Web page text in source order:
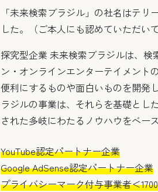
「未来検索ブラジル」の社名はテ
した。（ご本人にも認めていただい
探究型企業 未来検索ブラジルは、
ン・オンラインエンターテイメント
便利にするものや面白いものを開発
ラジルの事業は、それらを基礎とし
された多岐にわたるノウハウをベー
YouTube認定パートナー企業
Google AdSense認定パートナー企業
プライバシーマーク付与事業者＜